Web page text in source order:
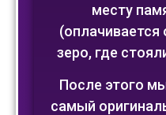
месту
(оплачивается
зеро, где
После этого
самый